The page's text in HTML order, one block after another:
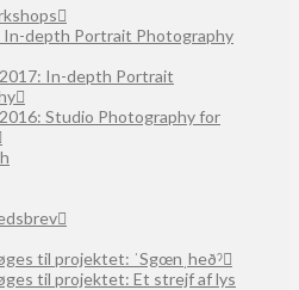
In-depth Portrait Photography
In-depth Portrait
Studio Photography for
til projektet: ˈSgœnˌheðˀ
til projektet: Et strejf af lys